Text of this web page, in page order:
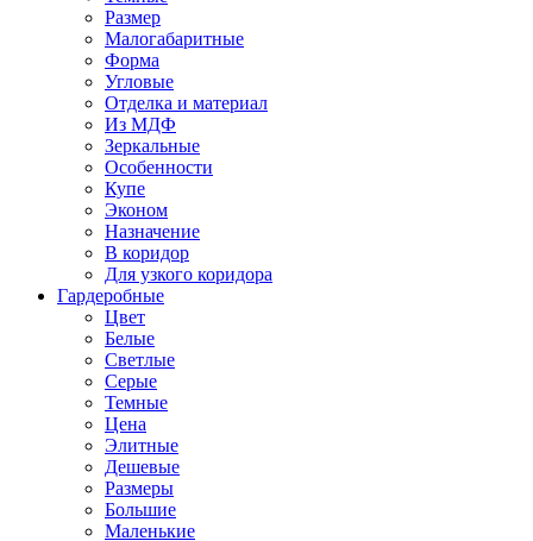
Размер
Малогабаритные
Форма
Угловые
Отделка и материал
Из МДФ
Зеркальные
Особенности
Купе
Эконом
Назначение
В коридор
Для узкого коридора
Гардеробные
Цвет
Белые
Светлые
Серые
Темные
Цена
Элитные
Дешевые
Размеры
Большие
Маленькие